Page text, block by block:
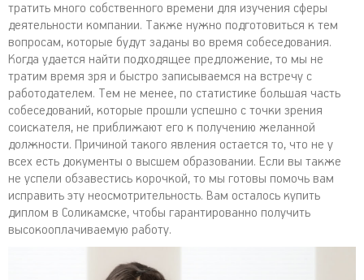
тратить много собственного времени для изучения сферы
деятельности компании. Также нужно подготовиться к тем
вопросам, которые будут заданы во время собеседования.
Когда удается найти подходящее предложение, то мы не
тратим время зря и быстро записываемся на встречу с
работодателем. Тем не менее, по статистике большая часть
собеседований, которые прошли успешно с точки зрения
соискателя, не приближают его к получению желанной
должности. Причиной такого явления остается то, что не у
всех есть документы о высшем образовании. Если вы также
не успели обзавестись корочкой, то мы готовы помочь вам
исправить эту неосмотрительность. Вам осталось купить
диплом в Соликамске, чтобы гарантированно получить
высокооплачиваемую работу.